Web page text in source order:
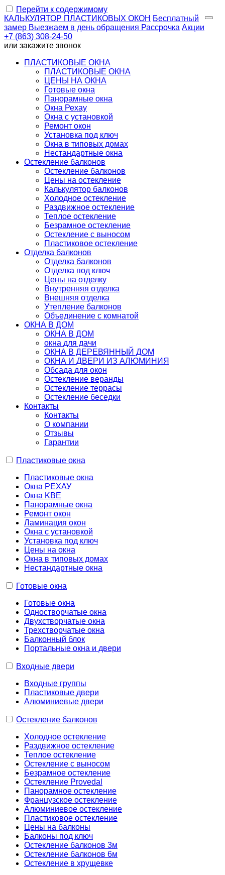
Перейти к содержимому
КАЛЬКУЛЯТОР ПЛАСТИКОВЫХ ОКОН Бесплатный
замер Выезжаем в день обращения Рассрочка Акции
+7 (863) 308-24-50
или закажите звонок
ПЛАСТИКОВЫЕ ОКНА
ПЛАСТИКОВЫЕ ОКНА
ЦЕНЫ НА ОКНА
Готовые окна
Панорамные окна
Окна Рехау
Окна с установкой
Ремонт окон
Установка под ключ
Окна в типовых домах
Нестандартные окна
Остекление балконов
Остекление балконов
Цены на остекление
Калькулятор балконов
Холодное остекление
Раздвижное остекление
Теплое остекление
Безрамное остекление
Остекление с выносом
Пластиковое остекление
Отделка балконов
Отделка балконов
Отделка под ключ
Цены на отделку
Внутренняя отделка
Внешняя отделка
Утепление балконов
Объединение с комнатой
ОКНА В ДОМ
ОКНА В ДОМ
окна для дачи
ОКНА В ДЕРЕВЯННЫЙ ДОМ
ОКНА И ДВЕРИ ИЗ АЛЮМИНИЯ
Обсада для окон
Остекление веранды
Остекление террасы
Остекление беседки
Контакты
Контакты
О компании
Отзывы
Гарантии
Пластиковые окна
Пластиковые окна
Окна РЕХАУ
Окна KBE
Панорамные окна
Ремонт окон
Ламинация окон
Окна с установкой
Установка под ключ
Цены на окна
Окна в типовых домах
Нестандартные окна
Готовые окна
Готовые окна
Одностворчатые окна
Двухстворчатые окна
Трехстворчатые окна
Балконный блок
Портальные окна и двери
Входные двери
Входные группы
Пластиковые двери
Алюминиевые двери
Остекление балконов
Холодное остекление
Раздвижное остекление
Теплое остекление
Остекление с выносом
Безрамное остекление
Остекление Provedal
Панорамное остекление
Французское остекление
Алюминиевое остекление
Пластиковое остекление
Цены на балконы
Балконы под ключ
Остекление балконов 3м
Остекление балконов 6м
Остекление в хрущевке